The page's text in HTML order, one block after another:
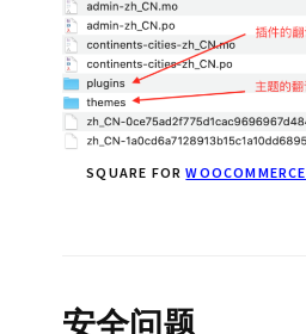
SQUARE FORWOOCOMMERCE
安全问题